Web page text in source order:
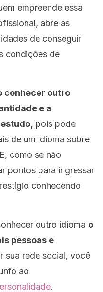
empreende essa
abre as
de conseguir
condições de
conhecer outro
e a
pois pode
de um idioma sobre
como se não
pontos para ingressar
conhecendo
outro idioma o
pessoas e
sua rede social, você
ao
.